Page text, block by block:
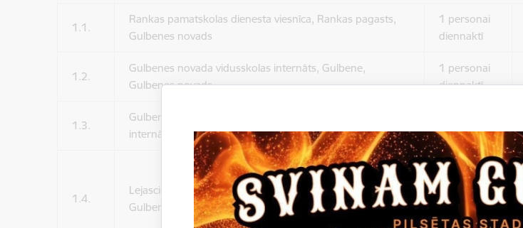
1.1.
Rankas pamatskolas dienesta viesnīca, Rankas pagasts,
Gulbenes novads
1 personai
diennaktī
1.2.
Gulbenes novada vidusskolas internāts, Gulbene,
Gulbenes novads
1 personai
diennaktī
1.3.
Gulbenes novada Bērnu un jaunatnes sporta skolas
internāts, Gulbene, Gulbenes novads
diennaktī
1.4.
Lejasciema vidusskolas internāts, Lejasciema pagasts,
Gulbenes novads
1 personai
diennaktī